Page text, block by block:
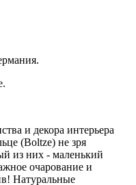
и декора интерьера
(Boltze) не зря
из них - маленький
очарование и
Натуральные